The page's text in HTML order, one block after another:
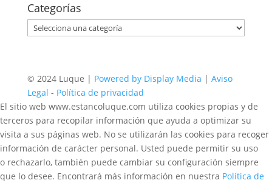
Categorías
© 2024 Luque | Powered by Display Media | Aviso
Legal - Política de privacidad
El sitio web www.estancoluque.com utiliza cookies propias y de
terceros para recopilar información que ayuda a optimizar su
visita a sus páginas web. No se utilizarán las cookies para recoger
información de carácter personal. Usted puede permitir su uso
o rechazarlo, también puede cambiar su configuración siempre
que lo desee. Encontrará más información en nuestra Política de